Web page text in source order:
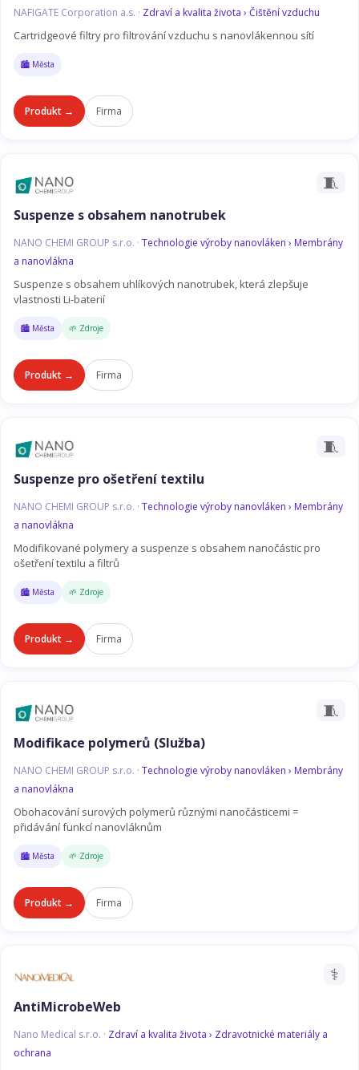
NAFIGATE Corporation a.s. · Zdraví a kvalita života › Čištění vzduchu
Cartridgeové filtry pro filtrování vzduchu s nanovlákennou sítí
🏙️ Města
Produkt → Firma
🧵
Suspenze s obsahem nanotrubek
NANO CHEMI GROUP s.r.o. · Technologie výroby nanovláken › Membrány
a nanovlákna
Suspenze s obsahem uhlíkových nanotrubek, která zlepšuje
vlastnosti Li-baterií
🏙️ Města 🌱 Zdroje
Produkt → Firma
🧵
Suspenze pro ošetření textilu
NANO CHEMI GROUP s.r.o. · Technologie výroby nanovláken › Membrány
a nanovlákna
Modifikované polymery a suspenze s obsahem nanočástic pro
ošetření textilu a filtrů
🏙️ Města 🌱 Zdroje
Produkt → Firma
🧵
Modifikace polymerů (Služba)
NANO CHEMI GROUP s.r.o. · Technologie výroby nanovláken › Membrány
a nanovlákna
Obohacování surových polymerů různými nanočásticemi =
přidávání funkcí nanovláknům
🏙️ Města 🌱 Zdroje
Produkt → Firma
⚕️
AntiMicrobeWeb
Nano Medical s.r.o. · Zdraví a kvalita života › Zdravotnické materiály a
ochrana